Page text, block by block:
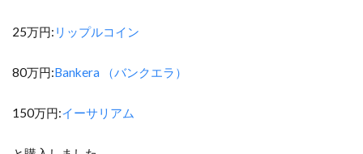
25万円: リップルコイン
80万円:Bankera （バンクエラ）
150万円:イーサリアム